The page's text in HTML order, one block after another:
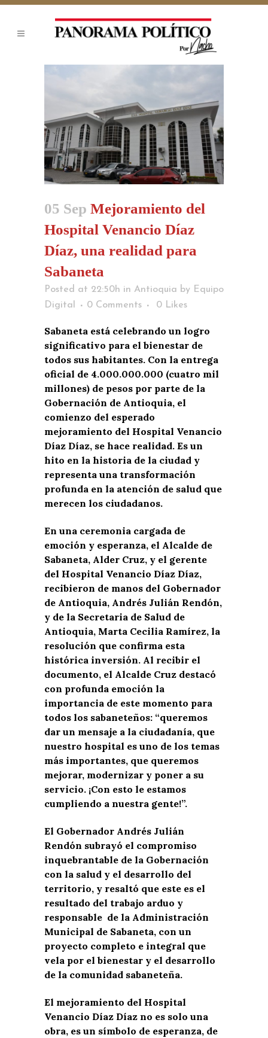
05 Sep Mejoramiento del
Hospital Venancio Díaz
Díaz, una realidad para
Sabaneta
Posted at 22:50h in Antioquia by Equipo
Digital
0 Comments 0 Likes
Sabaneta está celebrando un logro
significativo para el bienestar de
todos sus habitantes. Con la entrega
oficial de 4.000.000.000 (cuatro mil
millones) de pesos por parte de la
Gobernación de Antioquia, el
comienzo del esperado
mejoramiento del Hospital Venancio
Díaz Díaz, se hace realidad. Es un
hito en la historia de la ciudad y
representa una transformación
profunda en la atención de salud que
merecen los ciudadanos.
En una ceremonia cargada de
emoción y esperanza, el Alcalde de
Sabaneta, Alder Cruz, y el gerente
del Hospital Venancio Díaz Díaz,
recibieron de manos del Gobernador
de Antioquia, Andrés Julián Rendón,
y de la Secretaria de Salud de
Antioquia, Marta Cecilia Ramírez, la
resolución que confirma esta
histórica inversión. Al recibir el
documento, el Alcalde Cruz destacó
con profunda emoción la
importancia de este momento para
todos los sabaneteños: “queremos
dar un mensaje a la ciudadanía, que
nuestro hospital es uno de los temas
más importantes, que queremos
mejorar, modernizar y poner a su
servicio. ¡Con esto le estamos
cumpliendo a nuestra gente!”.
El Gobernador Andrés Julián
Rendón subrayó el compromiso
inquebrantable de la Gobernación
con la salud y el desarrollo del
territorio, y resaltó que este es el
resultado del trabajo arduo y
responsable de la Administración
Municipal de Sabaneta, con un
proyecto completo e integral que
vela por el bienestar y el desarrollo
de la comunidad sabaneteña.
El mejoramiento del Hospital
Venancio Díaz Díaz no es solo una
obra, es un símbolo de esperanza, de